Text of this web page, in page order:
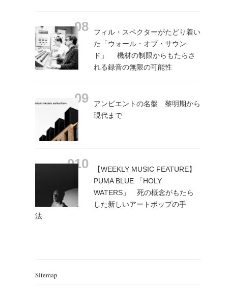
フィル・スペクターがたどり着い
た「ウォール・オブ・サウン
ド」 機材の制限からもたらさ
れる録音の無限の可能性
アンビエントの名盤 黎明期から
現代まで
【WEEKLY MUSIC FEATURE】
PUMA BLUE 「HOLY
WATERS」 死の概念がもたら
した新しいアートポップの手
法
Sitemap